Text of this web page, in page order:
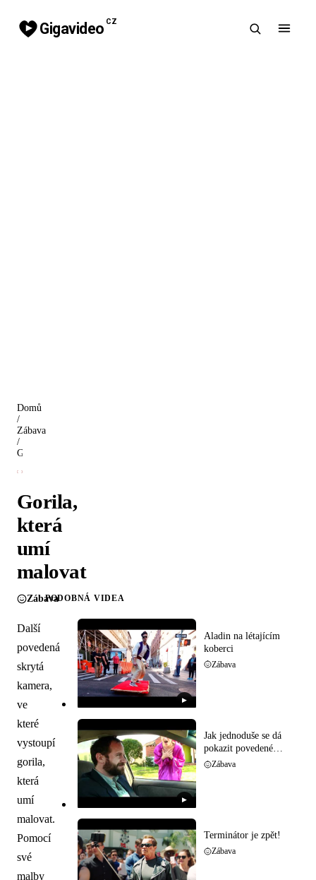
Gigavideo CZ
Domů
/
Zábava
/
Gorila,
která
umí
malovat
Zábava
Další
povedená
skrytá
kamera,
ve
které
vystoupí
gorila,
která
umí
malovat.
Pomocí
své
malby
PODOBNÁ VIDEA
▶
Aladin na létajícím
koberci
Zábava
▶
Jak jednoduše se dá
pokazit povedené
rande
Zábava
Terminátor je zpět!
Zábava